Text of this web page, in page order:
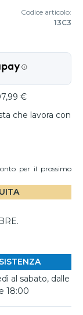
Codice articolo:
13C3
€
che lavora con
per il prossimo
al sabato, dalle
18:00